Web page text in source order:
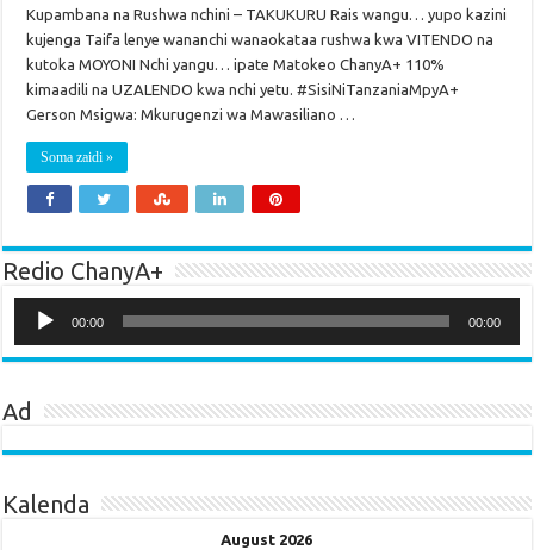
Kupambana na Rushwa nchini – TAKUKURU Rais wangu… yupo kazini
kujenga Taifa lenye wananchi wanaokataa rushwa kwa VITENDO na
kutoka MOYONI Nchi yangu… ipate Matokeo ChanyA+ 110%
kimaadili na UZALENDO kwa nchi yetu. #SisiNiTanzaniaMpyA+
Gerson Msigwa: Mkurugenzi wa Mawasiliano …
Soma zaidi »
Redio ChanyA+
Player
00:00 00:00
Ad
Kalenda
August 2026